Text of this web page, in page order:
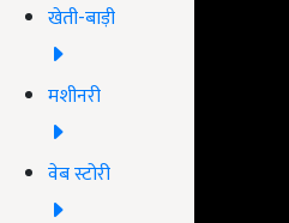
खेती-बाड़ी
मशीनरी
वेब स्टोरी